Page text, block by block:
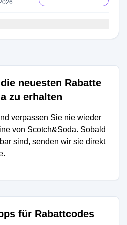
neuesten Rabatte
zu erhalten
verpassen Sie nie wieder
von Scotch&Soda. Sobald
sind, senden wir sie direkt
für Rabattcodes